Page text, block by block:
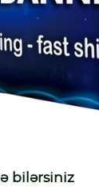
bilərsiniz